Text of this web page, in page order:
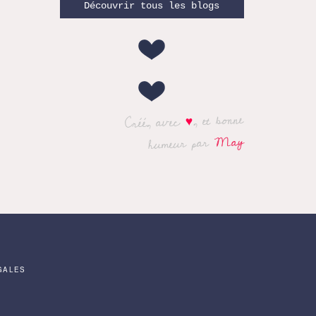
Découvrir tous les blogs
Créé, avec♥, et bonne
humeur parMay